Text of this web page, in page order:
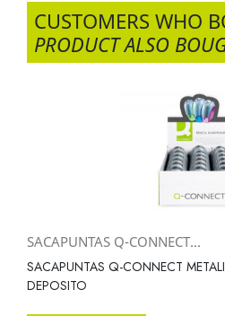
CUSTOMERS WHO
PRODUCT ALSO
SACAPUNTAS Q-CONNECT...
SACAPUNTAS Q-CONNECT
DEPOSITO